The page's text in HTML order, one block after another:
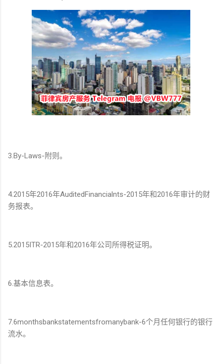
3.By-Laws-附则。
4.2015年2016年AuditedFinancialnts-2015年和2016年审计的财
务报表。
5.2015ITR-2015年和2016年公司所得税证明。
6.基本信息表。
7.6monthsbankstatementsfromanybank-6个月任何银行的银行
流水。